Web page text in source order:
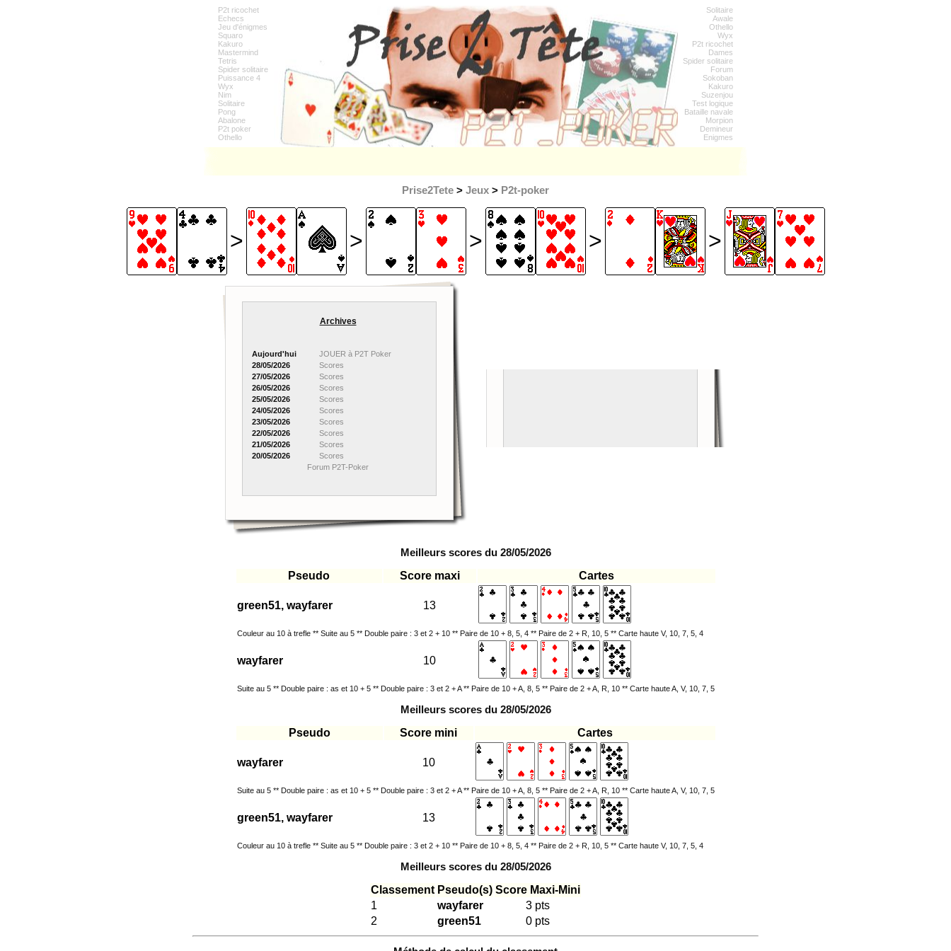
P2t ricochet
Echecs
Jeu d'énigmes
Squaro
Kakuro
Mastermind
Tetris
Spider solitaire
Puissance 4
Wyx
Nim
Solitaire
Pong
Abalone
P2t poker
Othello
Solitaire
Awale
Othello
Wyx
P2t ricochet
Dames
Spider solitaire
Forum
Sokoban
Kakuro
Suzenjou
Test logique
Bataille navale
Morpion
Demineur
Enigmes
Prise2Tete > Jeux > P2t-poker
> > > > >
Archives
Aujourd'hui
JOUER à P2T Poker
28/05/2026
Scores
27/05/2026
Scores
26/05/2026
Scores
25/05/2026
Scores
24/05/2026
Scores
23/05/2026
Scores
22/05/2026
Scores
21/05/2026
Scores
20/05/2026
Scores
Forum P2T-Poker
Meilleurs scores du 28/05/2026
Pseudo
Score maxi Cartes
green51, wayfarer 13
Couleur au 10 à trefle ** Suite au 5 ** Double paire : 3 et 2 + 10 ** Paire de 10 + 8, 5, 4 ** Paire de 2 + R, 10, 5 ** Carte haute V, 10, 7, 5, 4
wayfarer 10
Suite au 5 ** Double paire : as et 10 + 5 ** Double paire : 3 et 2 + A ** Paire de 10 + A, 8, 5 ** Paire de 2 + A, R, 10 ** Carte haute A, V, 10, 7, 5
Meilleurs scores du 28/05/2026
Pseudo
Score mini Cartes
wayfarer 10
Suite au 5 ** Double paire : as et 10 + 5 ** Double paire : 3 et 2 + A ** Paire de 10 + A, 8, 5 ** Paire de 2 + A, R, 10 ** Carte haute A, V, 10, 7, 5
green51, wayfarer 13
Couleur au 10 à trefle ** Suite au 5 ** Double paire : 3 et 2 + 10 ** Paire de 10 + 8, 5, 4 ** Paire de 2 + R, 10, 5 ** Carte haute V, 10, 7, 5, 4
Meilleurs scores du 28/05/2026
Classement Pseudo(s) Score Maxi-Mini
1
wayfarer
3 pts
2
green51 0 pts